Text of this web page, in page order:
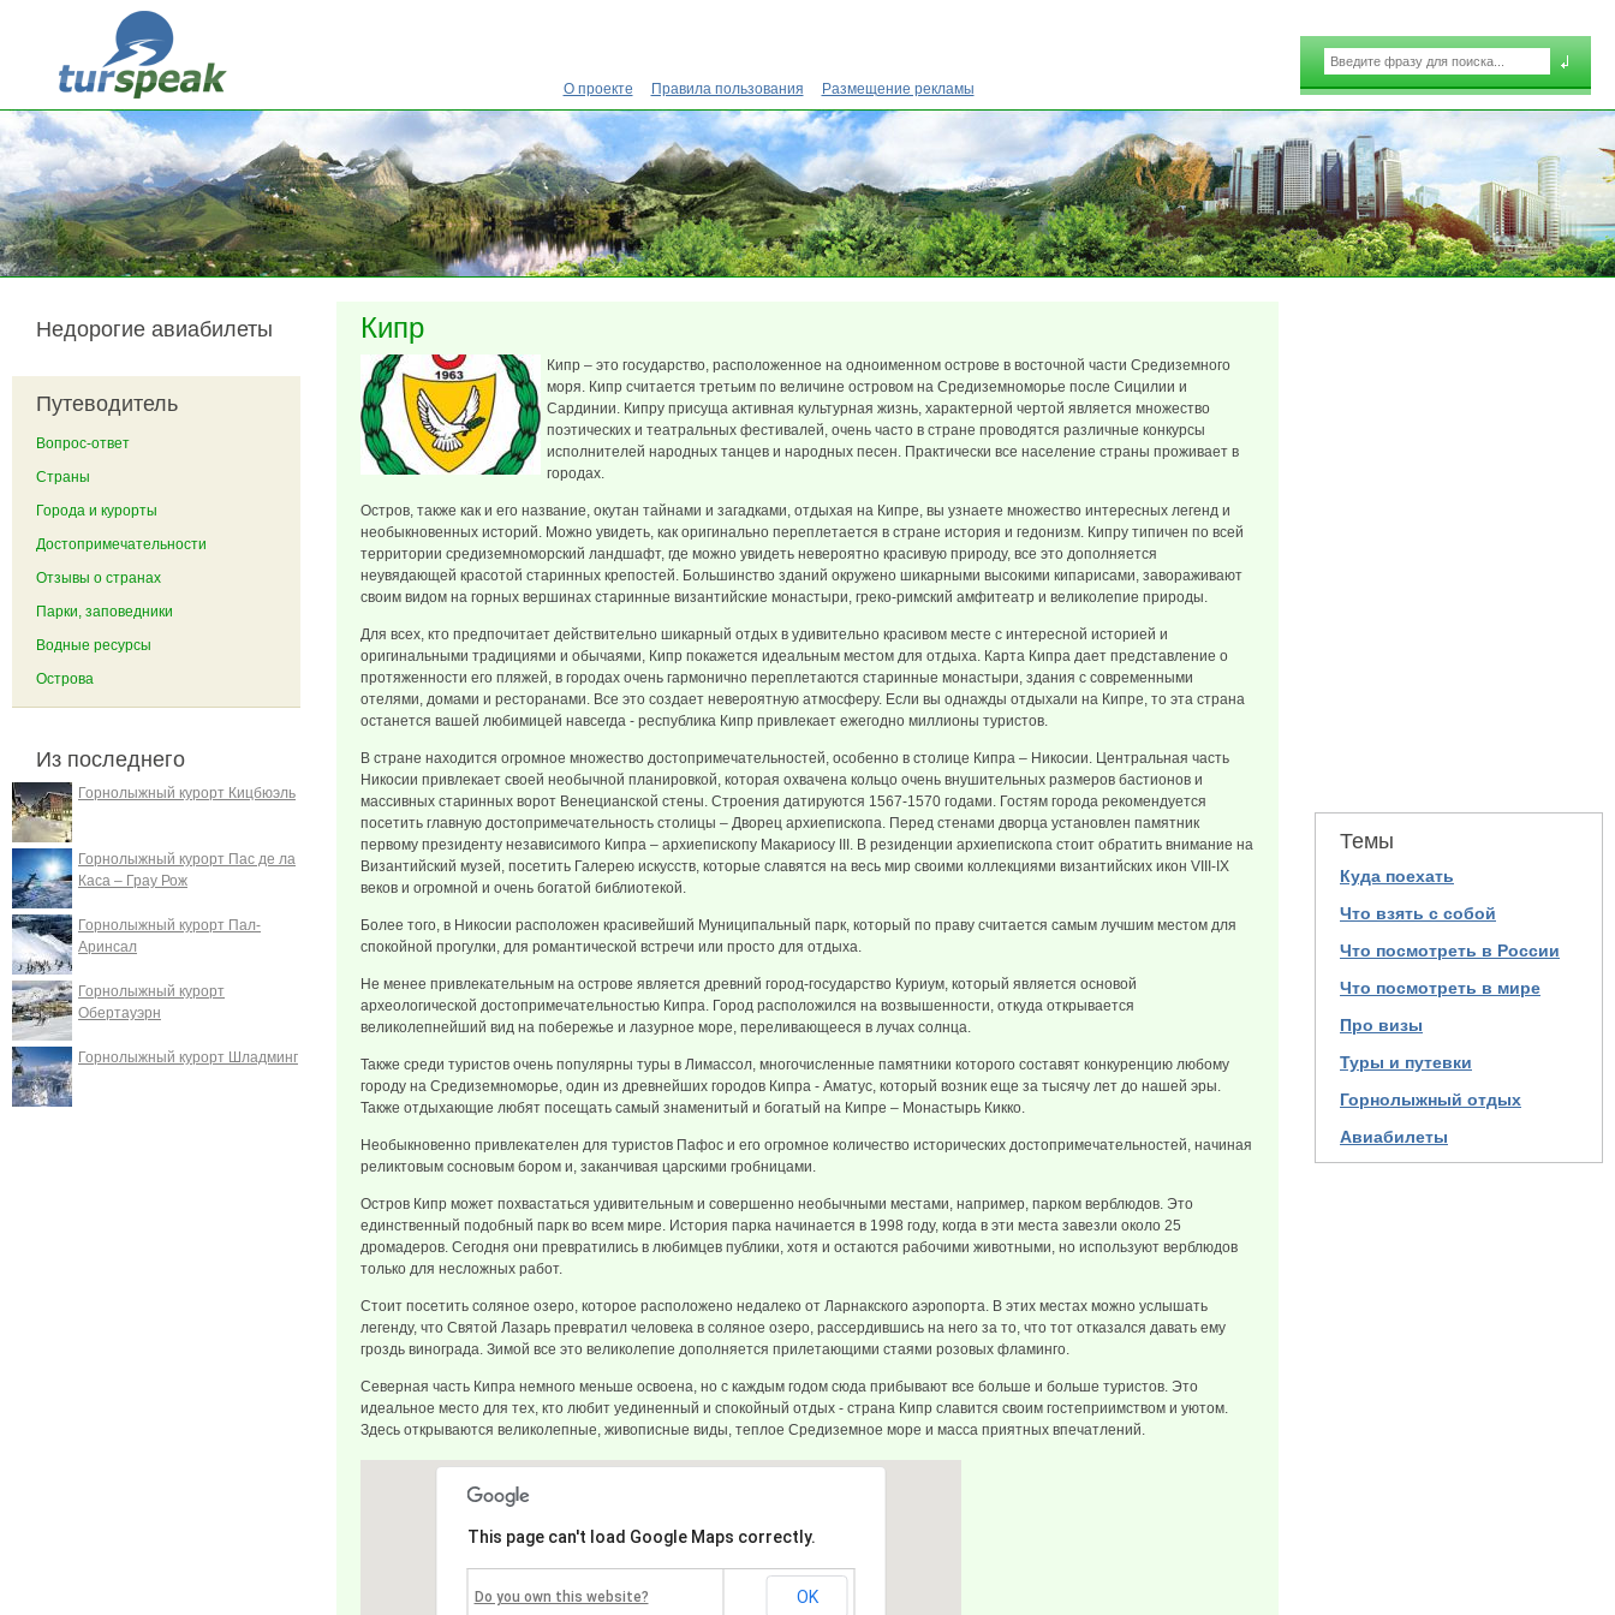
Перейти к основному содержанию
Форма поиска
Поиск
О проекте
Правила пользования Размещение рекламы
Кипр
Кипр – это государство, расположенное на одноименном острове в восточной части Средиземного
моря. Кипр считается третьим по величине островом на Средиземноморье после Сицилии и
Сардинии. Кипру присуща активная культурная жизнь, характерной чертой является множество
поэтических и театральных фестивалей, очень часто в стране проводятся различные конкурсы
исполнителей народных танцев и народных песен. Практически все население страны проживает в
городах.
Остров, также как и его название, окутан тайнами и загадками, отдыхая на Кипре, вы узнаете множество интересных легенд и
необыкновенных историй. Можно увидеть, как оригинально переплетается в стране история и гедонизм. Кипру типичен по всей
территории средиземноморский ландшафт, где можно увидеть невероятно красивую природу, все это дополняется
неувядающей красотой старинных крепостей. Большинство зданий окружено шикарными высокими кипарисами, завораживают
своим видом на горных вершинах старинные византийские монастыри, греко-римский амфитеатр и великолепие природы.
Для всех, кто предпочитает действительно шикарный отдых в удивительно красивом месте с интересной историей и
оригинальными традициями и обычаями, Кипр покажется идеальным местом для отдыха. Карта Кипра дает представление о
протяженности его пляжей, в городах очень гармонично переплетаются старинные монастыри, здания с современными
отелями, домами и ресторанами. Все это создает невероятную атмосферу. Если вы однажды отдыхали на Кипре, то эта страна
останется вашей любимицей навсегда - республика Кипр привлекает ежегодно миллионы туристов.
В стране находится огромное множество достопримечательностей, особенно в столице Кипра – Никосии. Центральная часть
Никосии привлекает своей необычной планировкой, которая охвачена кольцо очень внушительных размеров бастионов и
массивных старинных ворот Венецианской стены. Строения датируются 1567-1570 годами. Гостям города рекомендуется
посетить главную достопримечательность столицы – Дворец архиепископа. Перед стенами дворца установлен памятник
первому президенту независимого Кипра – архиепископу Макариосу III. В резиденции архиепископа стоит обратить внимание на
Византийский музей, посетить Галерею искусств, которые славятся на весь мир своими коллекциями византийских икон VIII-IX
веков и огромной и очень богатой библиотекой.
Более того, в Никосии расположен красивейший Муниципальный парк, который по праву считается самым лучшим местом для
спокойной прогулки, для романтической встречи или просто для отдыха.
Не менее привлекательным на острове является древний город-государство Куриум, который является основой
археологической достопримечательностью Кипра. Город расположился на возвышенности, откуда открывается
великолепнейший вид на побережье и лазурное море, переливающееся в лучах солнца.
Также среди туристов очень популярны туры в Лимассол, многочисленные памятники которого составят конкуренцию любому
городу на Средиземноморье, один из древнейших городов Кипра - Аматус, который возник еще за тысячу лет до нашей эры.
Также отдыхающие любят посещать самый знаменитый и богатый на Кипре – Монастырь Кикко.
Необыкновенно привлекателен для туристов Пафос и его огромное количество исторических достопримечательностей, начиная
реликтовым сосновым бором и, заканчивая царскими гробницами.
Остров Кипр может похвастаться удивительным и совершенно необычными местами, например, парком верблюдов. Это
единственный подобный парк во всем мире. История парка начинается в 1998 году, когда в эти места завезли около 25
дромадеров. Сегодня они превратились в любимцев публики, хотя и остаются рабочими животными, но используют верблюдов
только для несложных работ.
Стоит посетить соляное озеро, которое расположено недалеко от Ларнакского аэропорта. В этих местах можно услышать
легенду, что Святой Лазарь превратил человека в соляное озеро, рассердившись на него за то, что тот отказался давать ему
гроздь винограда. Зимой все это великолепие дополняется прилетающими стаями розовых фламинго.
Северная часть Кипра немного меньше освоена, но с каждым годом сюда прибывают все больше и больше туристов. Это
идеальное место для тех, кто любит уединенный и спокойный отдых - страна Кипр славится своим гостеприимством и уютом.
Здесь открываются великолепные, живописные виды, теплое Средиземное море и масса приятных впечатлений.
This page can't load Google Maps correctly.
Do you own this website? OK
Недорогие авиабилеты
Путеводитель
Вопрос-ответ
Страны
Города и курорты
Достопримечательности
Отзывы о странах
Парки, заповедники
Водные ресурсы
Острова
Из последнего
Горнолыжный курорт Кицбюэль
Горнолыжный курорт Пас де ла
Каса – Грау Рож
Горнолыжный курорт Пал-
Аринсал
Горнолыжный курорт
Обертауэрн
Горнолыжный курорт Шладминг
Темы
Куда поехать
Что взять с собой
Что посмотреть в России
Что посмотреть в мире
Про визы
Туры и путевки
Горнолыжный отдых
Авиабилеты